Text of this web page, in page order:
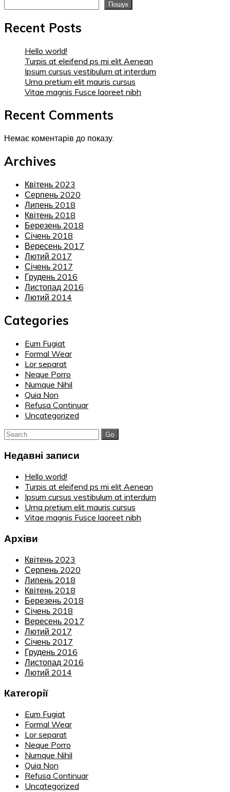
Пошук
Recent Posts
Hello world!
Turpis at eleifend ps mi elit Aenean
Ipsum cursus vestibulum at interdum
Urna pretium elit mauris cursus
Vitae magnis Fusce laoreet nibh
Recent Comments
Немає коментарів до показу.
Archives
Квітень 2023
Серпень 2020
Липень 2018
Квітень 2018
Березень 2018
Січень 2018
Вересень 2017
Лютий 2017
Січень 2017
Грудень 2016
Листопад 2016
Лютий 2014
Categories
Eum Fugiat
Formal Wear
Lor separat
Neque Porro
Numque Nihil
Quia Non
Refusa Continuar
Uncategorized
Search
for:
Недавні записи
Hello world!
Turpis at eleifend ps mi elit Aenean
Ipsum cursus vestibulum at interdum
Urna pretium elit mauris cursus
Vitae magnis Fusce laoreet nibh
Архіви
Квітень 2023
Серпень 2020
Липень 2018
Квітень 2018
Березень 2018
Січень 2018
Вересень 2017
Лютий 2017
Січень 2017
Грудень 2016
Листопад 2016
Лютий 2014
Категорії
Eum Fugiat
Formal Wear
Lor separat
Neque Porro
Numque Nihil
Quia Non
Refusa Continuar
Uncategorized